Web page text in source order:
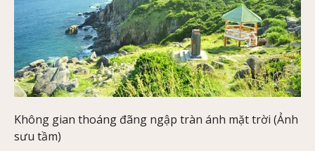
Không gian thoáng đãng ngập tràn ánh mặt trời (Ảnh
sưu tầm)